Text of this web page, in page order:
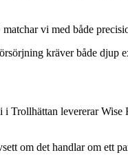
vi med både
kräver både djup
Trollhättan levererar Wise
om det handlar om ett